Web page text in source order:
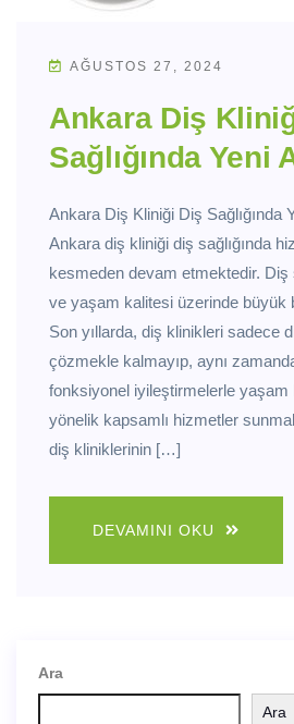
AĞUSTOS 27, 2024
Ankara Diş
Sağlığında Yeni
Ankara Diş Kliniği Diş Sağlığında
Ankara diş kliniği diş sağlığında
kesmeden devam etmektedir. Diş
ve yaşam kalitesi üzerinde büyük
Son yıllarda, diş klinikleri sadece
çözmekle kalmayıp, aynı
fonksiyonel iyileştirmelerle yaşam
yönelik kapsamlı hizmetler
diş kliniklerinin […]
DEVAMINI OKU
Ara
Ara